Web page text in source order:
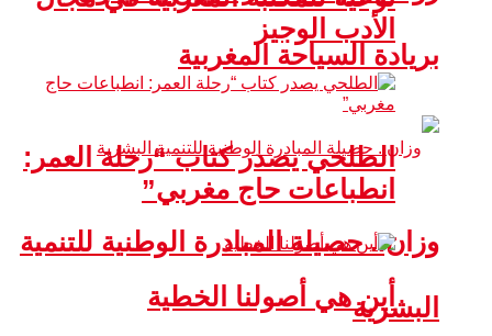
بريادة السياحة المغربية
وزان.. حصيلة المبادرة الوطنية للتنمية
البشرية
الأدب الوجيز
الطلحي يصدر كتاب “رحلة العمر:
انطباعات حاج مغربي”
أين هي أصولنا الخطية